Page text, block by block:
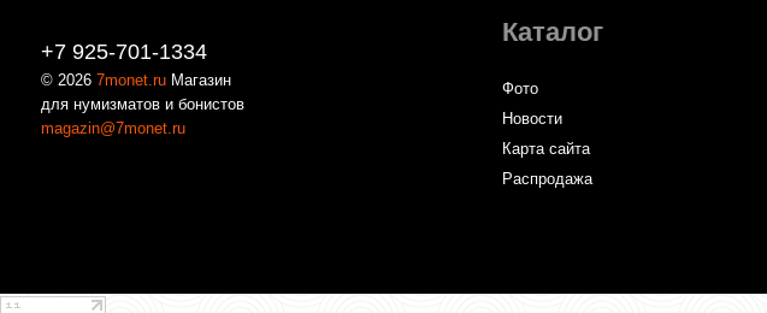
+7 925-701-1334
© 20267monet.ru Магазин
для нумизматов и бонистов
magazin@7monet.ru
Каталог
Фото
Новости
Карта сайта
Распродажа